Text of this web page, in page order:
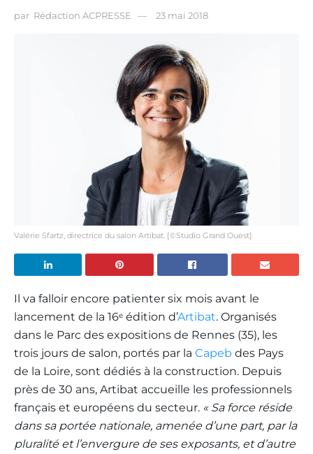
par Rédaction ACPRESSE 23 mai 2018
Valérie Sfartz, directrice du salon Artibat. [©Studio Grand Ouest]
Il va falloir encore patienter six mois avant le
lancement de la 16e édition d’Artibat. Organisés
dans le Parc des expositions de Rennes (35), les
trois jours de salon, portés par la Capeb des Pays
de la Loire, sont dédiés à la construction. Depuis
près de 30 ans, Artibat accueille les professionnels
français et européens du secteur. « Sa force réside
dans sa portée nationale, amenée d’une part, par la
pluralité et l’envergure de ses exposants, et d’autre